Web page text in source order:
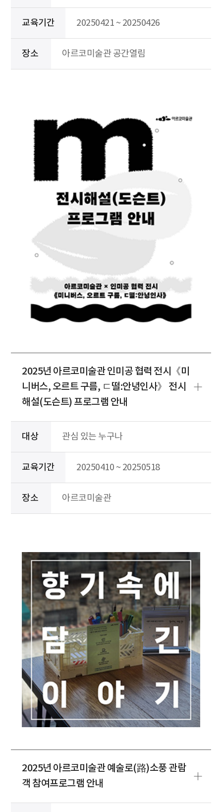
교육기간 20250421 ~ 20250426
장소 아르코미술관 공간열림
2025년 아르코미술관 인미공 협력 전시《미
니버스, 오르트 구름, ㄷ떨:안녕인사》 전시
해설(도슨트) 프로그램 안내
대상 관심 있는 누구나
교육기간 20250410 ~ 20250518
장소 아르코미술관
2025년 아르코미술관 예술로(路)소풍 관람
객 참여프로그램 안내